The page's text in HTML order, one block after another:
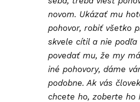
novom. Ukázať mu
pohovor, robiť všetko
skvele cítil a nie podľa
povedať mu, že my
iné pohovory, dáme
podobne. Ak vás
chcete ho, zoberte ho